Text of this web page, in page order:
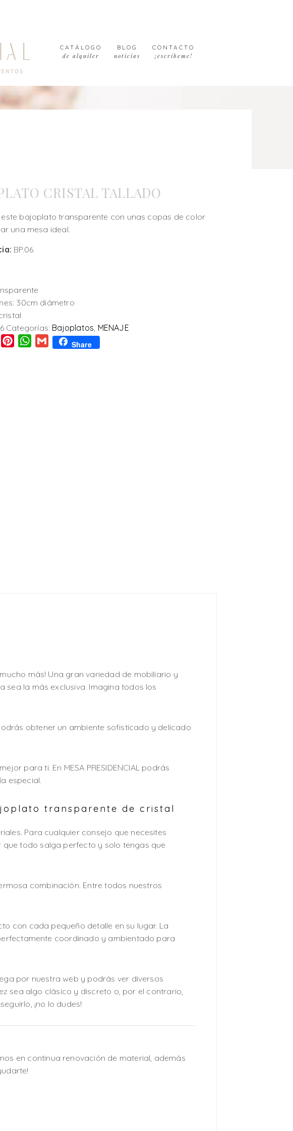
CATÁLOGO
de alquiler
BLOG
noticias
CONTACTO
¡escríbeme!
CRISTAL TALLADO
este bajoplato transparente con unas copas de color
una mesa ideal.
BP.06
30cm diámetro
Categorías: Bajoplatos MENAJE
TwitterPinterestWhatsApp
Gmail Share
más! Una gran variedad de mobiliario y
sea la más exclusiva. Imagina todos los
obtener un ambiente sofisticado y delicado
para ti. En MESA PRESIDENCIAL podrás
especial.
transparente de cristal
Para cualquier consejo que necesites
todo salga perfecto y solo tengas que
combinación. Entre todos nuestros
con cada pequeño detalle en su lugar. La
coordinado y ambientado para
por nuestra web y podrás ver diversos
sea algo clásico y discreto o, por el contrario,
¡no lo dudes!
en continua renovación de material, además